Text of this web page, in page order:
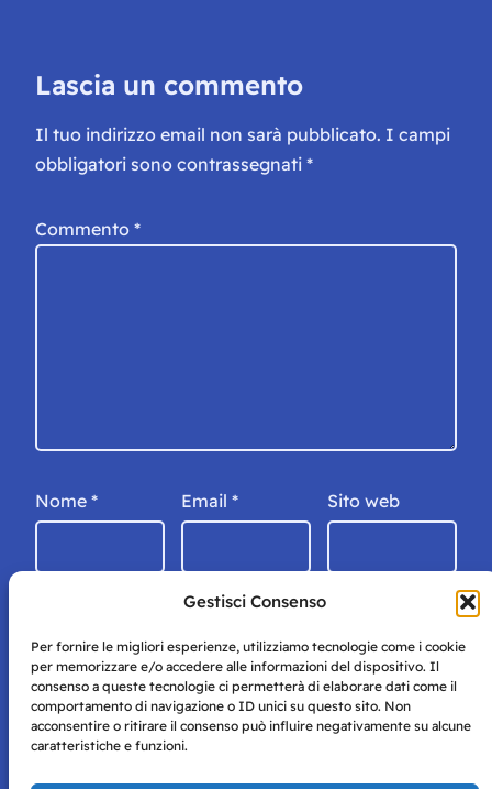
Gestisci Consenso
Per fornire le migliori esperienze, utilizziamo tecnologie come i cookie
per memorizzare e/o accedere alle informazioni del dispositivo. Il
consenso a queste tecnologie ci permetterà di elaborare dati come il
comportamento di navigazione o ID unici su questo sito. Non
acconsentire o ritirare il consenso può influire negativamente su alcune
caratteristiche e funzioni.
Lascia un commento
Il tuo indirizzo email non sarà pubblicato. I campi
obbligatori sono contrassegnati *
Commento *
Nome * Email * Sito web